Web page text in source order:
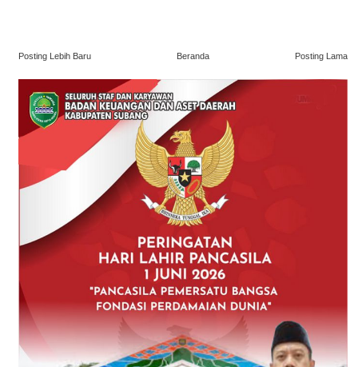
Posting Lebih Baru Posting Lama
Beranda